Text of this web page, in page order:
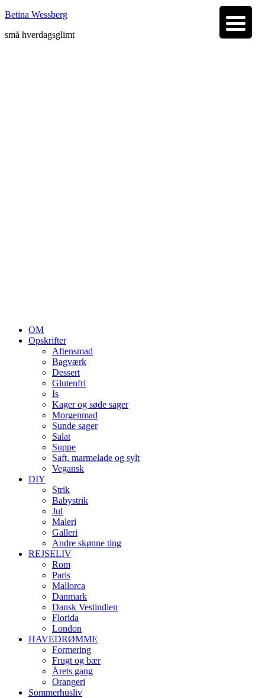
Betina Wessberg
små hverdagsglimt
OM
Opskrifter
Aftensmad
Bagværk
Dessert
Glutenfri
Is
Kager og søde sager
Morgenmad
Sunde sager
Salat
Suppe
Saft, marmelade og sylt
Vegansk
DIY
Strik
Babystrik
Jul
Maleri
Galleri
Andre skønne ting
REJSELIV
Rom
Paris
Mallorca
Danmark
Dansk Vestindien
Florida
London
HAVEDRØMME
Formering
Frugt og bær
Årets gang
Orangeri
Sommerhusliv